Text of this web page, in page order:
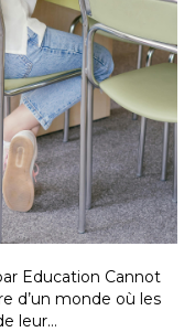
la guerre, des
de
Education Cannot
d’un monde où les
leur…